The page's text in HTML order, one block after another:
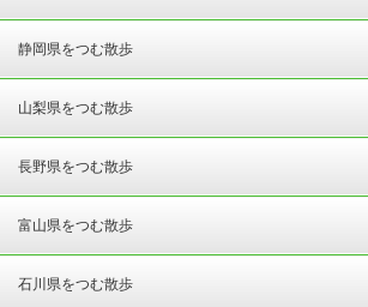
静岡県をつむ散歩
山梨県をつむ散歩
長野県をつむ散歩
富山県をつむ散歩
石川県をつむ散歩